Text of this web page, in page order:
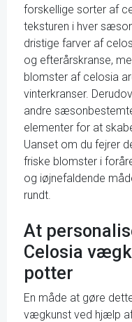
forskellige sorter af
teksturen i hver
dristige farver af
og efterårskranse,
blomster af celosia
vinterkranser.
andre
elementer for at
Uanset om du fejrer
friske blomster i
og iøjnefaldende
rundt.
At
Celosia
potter
En måde at gøre
vægkunst ved hjælp